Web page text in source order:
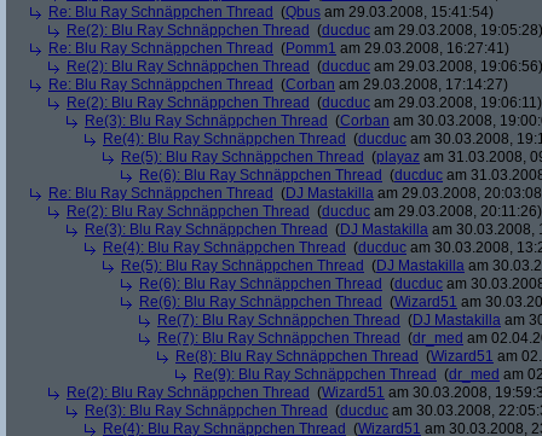
Re: Blu Ray Schnäppchen Thread (Qbus am 29.03.2008, 15:41:54)
Re(2): Blu Ray Schnäppchen Thread (ducduc am 29.03.2008, 19:05:28)
Re: Blu Ray Schnäppchen Thread (Pomm1 am 29.03.2008, 16:27:41)
Re(2): Blu Ray Schnäppchen Thread (ducduc am 29.03.2008, 19:06:56)
Re: Blu Ray Schnäppchen Thread (Corban am 29.03.2008, 17:14:27)
Re(2): Blu Ray Schnäppchen Thread (ducduc am 29.03.2008, 19:06:11)
Re(3): Blu Ray Schnäppchen Thread (Corban am 30.03.2008,
Re(4): Blu Ray Schnäppchen Thread (ducduc am 30.03.2008,
Re(5): Blu Ray Schnäppchen Thread (playaz am 31.03.2008,
Re(6): Blu Ray Schnäppchen Thread (ducduc am
Re: Blu Ray Schnäppchen Thread (DJ Mastakilla am 29.03.2008,
Re(2): Blu Ray Schnäppchen Thread (ducduc am 29.03.2008, 20:11:26)
Re(3): Blu Ray Schnäppchen Thread (DJ Mastakilla am 30.03.2008,
Re(4): Blu Ray Schnäppchen Thread (ducduc am 30.03.2008,
Re(5): Blu Ray Schnäppchen Thread (DJ Mastakilla am
Re(6): Blu Ray Schnäppchen Thread (ducduc am
Re(6): Blu Ray Schnäppchen Thread (Wizard51 am
Re(7): Blu Ray Schnäppchen Thread (DJ Mastakilla am
Re(7): Blu Ray Schnäppchen Thread (dr_med am
Re(8): Blu Ray Schnäppchen Thread (Wizard51 am
Re(9): Blu Ray Schnäppchen Thread (dr_med am
Re(2): Blu Ray Schnäppchen Thread (Wizard51 am 30.03.2008,
Re(3): Blu Ray Schnäppchen Thread (ducduc am 30.03.2008,
Re(4): Blu Ray Schnäppchen Thread (Wizard51 am 30.03.2008,